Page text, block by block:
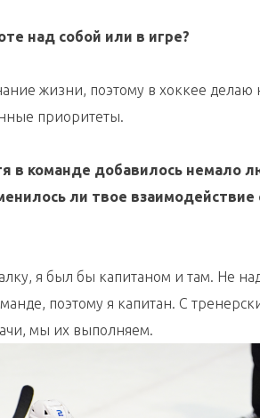
над собой или в игре?
жизни, поэтому в хоккее
приоритеты.
в команде добавилось немало
ли твое взаимодействие
я был бы капитаном и там. Не
поэтому я капитан. С
мы их выполняем.